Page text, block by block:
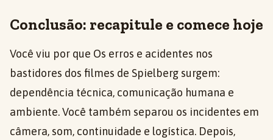
Conclusão: recapitule e comece hoje
Você viu por que Os erros e acidentes nos
bastidores dos filmes de Spielberg surgem:
dependência técnica, comunicação humana e
ambiente. Você também separou os incidentes em
câmera, som, continuidade e logística. Depois,